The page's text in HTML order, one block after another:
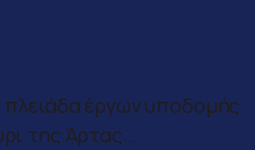
έργων υποδομής
της Άρτας…